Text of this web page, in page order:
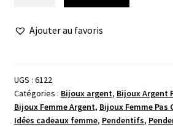
argentAjouter au favoris
UGS : 6122
Catégories : Bijoux argent, Bijoux Argent
Bijoux Femme Argent, Bijoux Femme Pas
Idées cadeaux femme, Pendentifs,